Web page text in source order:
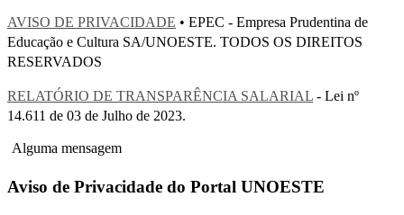
AVISO DE PRIVACIDADE • EPEC - Empresa Prudentina de
Educação e Cultura SA/UNOESTE. TODOS OS DIREITOS
RESERVADOS
RELATÓRIO DE TRANSPARÊNCIA SALARIAL - Lei nº
14.611 de 03 de Julho de 2023.
Alguma mensagem
Aviso de Privacidade do Portal UNOESTE